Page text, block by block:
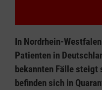
In Nordrhein-
Patienten in
bekannten Fälle steigt
befinden sich in